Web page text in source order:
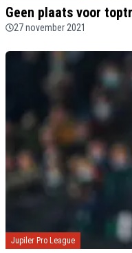
Geen plaats voor
27 november 2021
Jupiler Pro League